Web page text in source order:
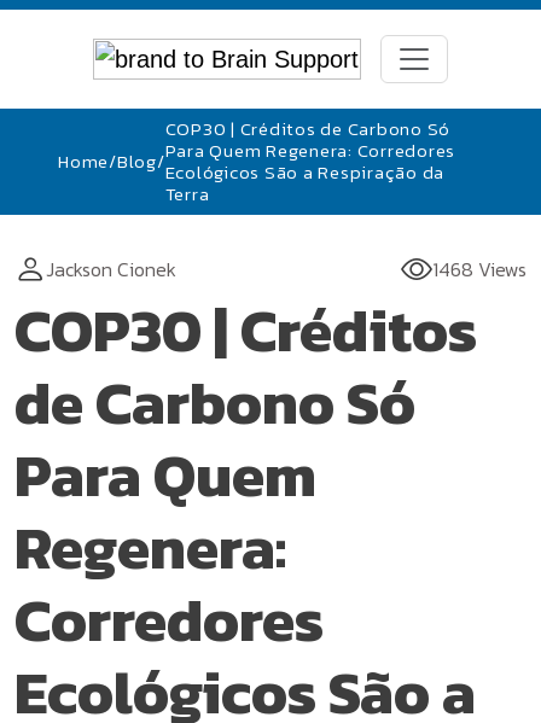
Home/Blog/
COP30 | Créditos de Carbono Só
Para Quem Regenera: Corredores
Ecológicos São a Respiração da
Terra
Jackson Cionek 1468 Views
COP30 | Créditos
de Carbono Só
Para Quem
Regenera:
Corredores
Ecológicos São a